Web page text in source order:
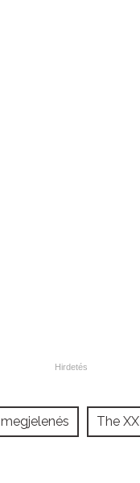
megjelenés The XX